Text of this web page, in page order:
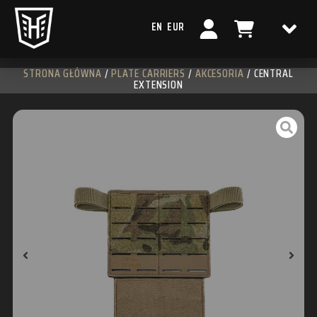
EN EUR
STRONA GŁÓWNA/PLATE CARRIERS/AKCESORIA/ CENTRAL
EXTENSION